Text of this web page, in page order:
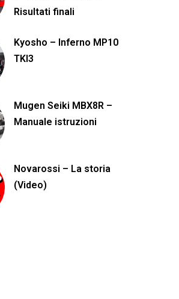
Risultati finali
Kyosho – Inferno MP10
TKI3
Mugen Seiki MBX8R –
Manuale istruzioni
Novarossi – La storia
(Video)